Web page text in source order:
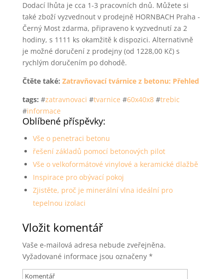
Dodací lhůta je cca 1-3 pracovních dnů. Můžete si
také zboží vyzvednout v prodejně HORNBACH Praha -
Černý Most zdarma, připraveno k vyzvednutí za 2
hodiny, s 1111 ks okamžitě k dispozici. Alternativně
je možné doručení z prodejny (od 1228,00 Kč) s
rychlým doručením po dohodě.
Čtěte také: Zatravňovací tvárnice z betonu: Přehled
tags: #zatravnovaci #tvarnice #60x40x8#trebic
#informace
Oblíbené příspěvky:
Vše o penetraci betonu
řešení základů pomocí betonových pilot
Vše o velkoformátové vinylové a keramické dlažbě
Inspirace pro obývací pokoj
Zjistěte, proč je minerální vlna ideální pro
tepelnou izolaci
Vložit komentář
Vaše e-mailová adresa nebude zveřejněna.
Vyžadované informace jsou označeny *